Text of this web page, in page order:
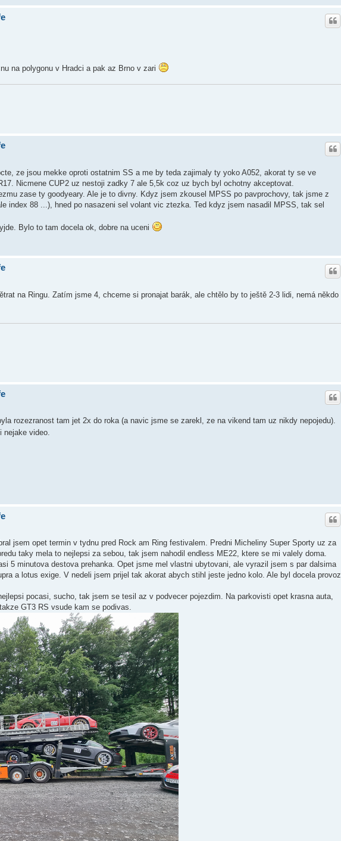
na polygonu v Hradci a pak az Brno v zari
ze jsou mekke oproti ostatnim SS a me by teda zajimaly ty yoko A052, akorat ty se ve
Nicmene CUP2 uz nestoji zadky 7 ale 5,5k coz uz bych byl ochotny akceptovat.
zase ty goodyeary. Ale je to divny. Kdyz jsem zkousel MPSS po pavprochovy, tak jsme z
index 88 ...), hned po nasazeni sel volant vic ztezka. Ted kdyz jsem nasadil MPSS, tak sel
Bylo to tam docela ok, dobre na uceni
na Ringu. Zatím jsme 4, chceme si pronajat barák, ale chtělo by to ještě 2-3 lidi, nemá někdo
rozezranost tam jet 2x do roka (a navic jsme se zarekl, ze na vikend tam uz nikdy nepojedu).
nejake video.
jsem opet termin v tydnu pred Rock am Ring festivalem. Predni Micheliny Super Sporty uz za
taky mela to nejlepsi za sebou, tak jsem nahodil endless ME22, ktere se mi valely doma.
5 minutova destova prehanka. Opet jsme mel vlastni ubytovani, ale vyrazil jsem s par dalsima
a lotus exige. V nedeli jsem prijel tak akorat abych stihl jeste jedno kolo. Ale byl docela provoz
pocasi, sucho, tak jsem se tesil az v podvecer pojezdim. Na parkovisti opet krasna auta,
GT3 RS vsude kam se podivas.